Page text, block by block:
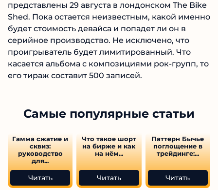
представлены 29 августа в лондонском The Bike
Shed. Пока остается неизвестным, какой именно
будет стоимость девайса и попадет ли он в
серийное производство. Не исключено, что
проигрыватель будет лимитированный. Что
касается альбома с композициями рок-групп, то
его тираж составит 500 записей.
Самые популярные статьи
Гамма сжатие и
сквиз:
руководство
для...
Читать
Что такое шорт
на бирже и как
на нём...
Читать
Паттерн Бычье
поглощение в
трейдинге:...
Читать